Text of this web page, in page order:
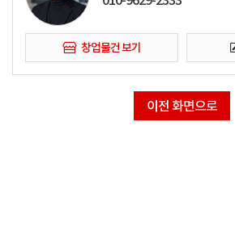
창업물건 보기
이전 화면으로